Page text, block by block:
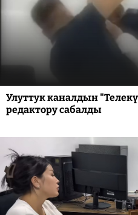
Улуттук каналдын
редактору сабалды